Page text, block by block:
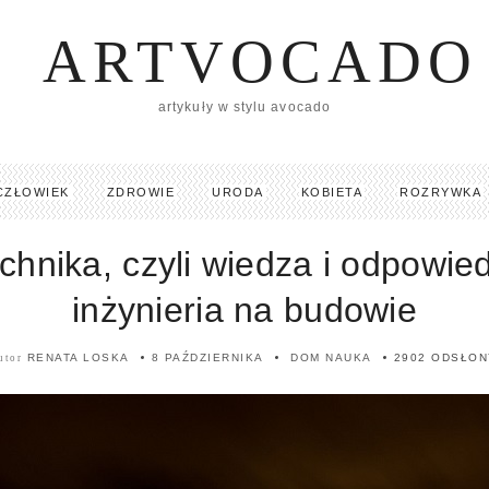
ARTVOCADO
artykuły w stylu avocado
ZDROWIE URODA KOBIETA ROZRYWKA
czyli wiedza i
inżynieria na budowie
RENATA LOSKA 8 PAŹDZIERNIKA DOM NAUKA 2902